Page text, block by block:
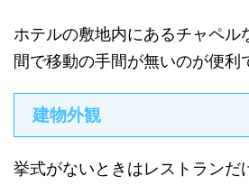
ホテルの敷地内にあるチャペル
間で移動の手間が無いのが便利
建物外観
挙式がないときはレストランだ